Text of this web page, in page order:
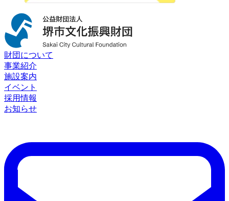
財団について
事業紹介
施設案内
イベント
採用情報
お知らせ